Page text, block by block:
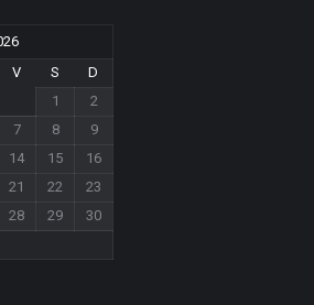
V S
D
1
2
7 8
9
14 15
16
21 22
23
28 29
30